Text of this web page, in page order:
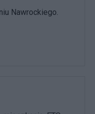
Nawrockiego.